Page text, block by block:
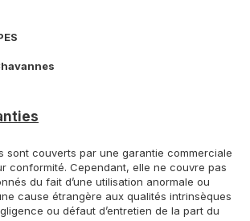
sont couverts par une garantie commerciale
conformité. Cependant, elle ne couvre pas
du fait d’une utilisation anormale ou
cause étrangère aux qualités intrinsèques
ou défaut d’entretien de la part du